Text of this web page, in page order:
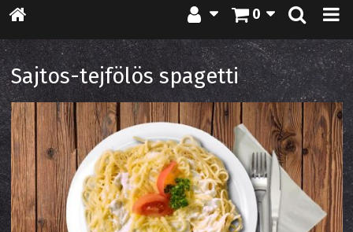
0
Sajtos-tejfölös spagetti